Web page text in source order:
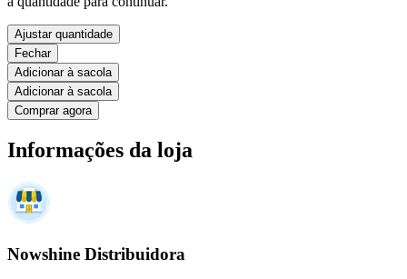
Ajustar quantidade
Fechar
Adicionar à sacola
Adicionar à sacola
Comprar agora
Informações da loja
Nowshine Distribuidora